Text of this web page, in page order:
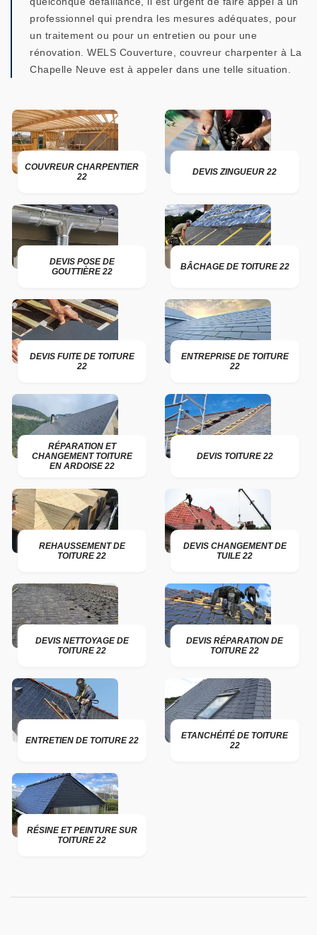
professionnel qui prendra les mesures adéquates, pour
un traitement ou pour un entretien ou pour une
rénovation. WELS Couverture, couvreur charpenter à La
Chapelle Neuve est à appeler dans une telle situation.
COUVREUR CHARPENTIER
22
DEVIS ZINGUEUR 22
DEVIS POSE DE
GOUTTIÈRE 22
BÂCHAGE DE TOITURE 22
DEVIS FUITE DE TOITURE
22
ENTREPRISE DE TOITURE
22
RÉPARATION ET
CHANGEMENT TOITURE
EN ARDOISE 22
DEVIS TOITURE 22
REHAUSSEMENT DE
TOITURE 22
DEVIS CHANGEMENT DE
TUILE 22
DEVIS NETTOYAGE DE
TOITURE 22
DEVIS RÉPARATION DE
TOITURE 22
ENTRETIEN DE TOITURE 22
ETANCHÉITÉ DE TOITURE
22
RÉSINE ET PEINTURE SUR
TOITURE 22